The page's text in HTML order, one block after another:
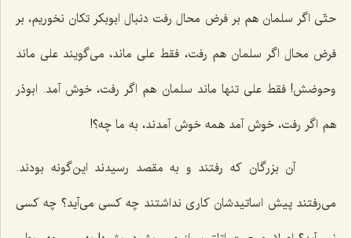
حتّی اگر سلمان هم بر فرض محال رفت دنبال ابوبكر تكان نخوریم، بر
فرض محال اگر سلمان هم رفت، فقط علی ماند، می‌گویند علی ماند
وحوضش! فقط علی تنها ماند سلمان هم اگر رفت، خوش آمد. ابوذر
هم اگر رفت، خوش آمد همه خوش آمدند، به ما چه؟!
آن بزرگان كه رفتند و به مقصد رسیدند این‌گونه بودند.
می‌رفتند پیش اساتیدشان كاری نداشتند چه كسی می‌آید؟ چه كسی